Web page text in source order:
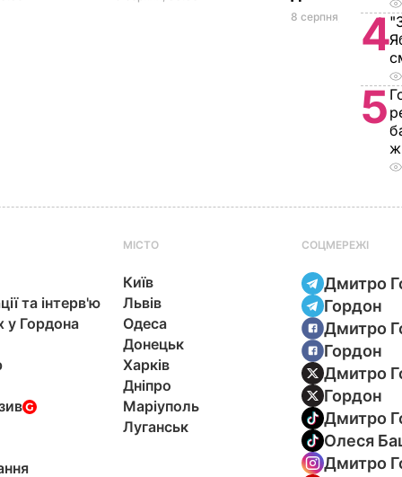
8 серпня, 23.554
5
та інтерв'ю
у Гордона
МІСТО
Київ
Львів
Одеса
Донецьк
Харків
Дніпро
Маріуполь
Луганськ
СОЦМЕРЕЖІ
Дмитро
Гордон
Дмитро
Гордон
Дмитро
Гордон
Дмитро
Олеся
Дмитро